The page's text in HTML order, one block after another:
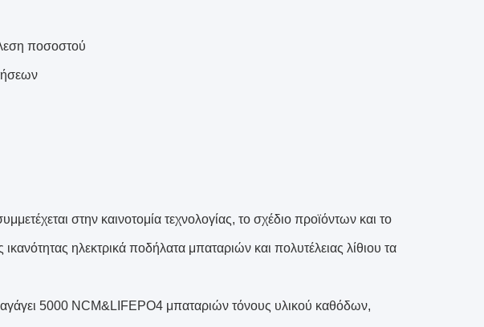
ποσοστού
στην καινοτομία τεχνολογίας, το σχέδιο προϊόντων και το
ηλεκτρικά ποδήλατα μπαταριών και πολυτέλειας λίθιου τα
5000 NCM&LIFEPO4 μπαταριών τόνους υλικού καθόδων,